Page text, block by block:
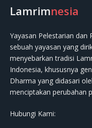
Lamrimnesia
Yayasan Pelestarian dan
sebuah yayasan yang
menyebarkan tradisi
Indonesia, khususnya
Dharma yang didasari
menciptakan perubahan
Hubungi Kami: